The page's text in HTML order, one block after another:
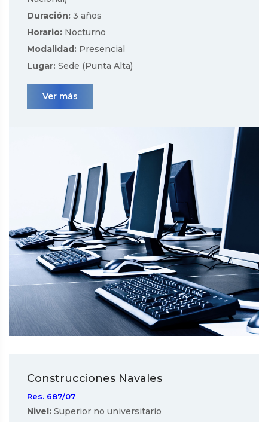
Duración: 3 años
Horario: Nocturno
Modalidad: Presencial
Lugar: Sede (Punta Alta)
Ver más
Construcciones Navales
Res. 687/07
Nivel: Superior no universitario